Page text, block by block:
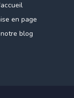
en page
blog